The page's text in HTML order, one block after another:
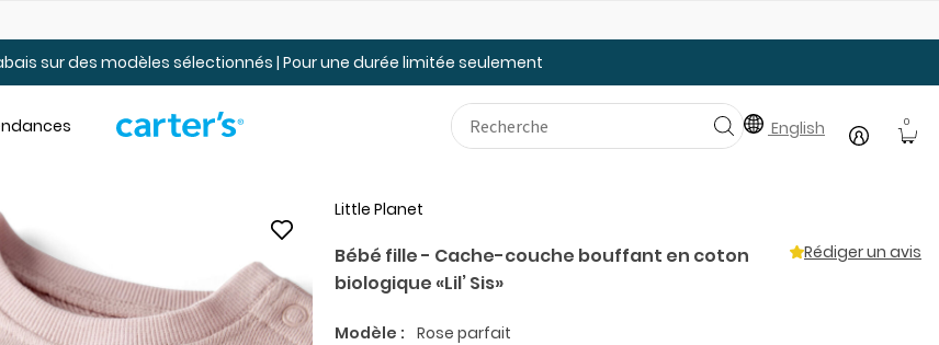
sur des modèles sélectionnés | Pour une durée limitée seulement
English 0
Little Planet
Bébé fille - Cache-couche bouffant en coton
biologique «Lil’ Sis»
Rédiger un avis
Modèle : Rose parfait